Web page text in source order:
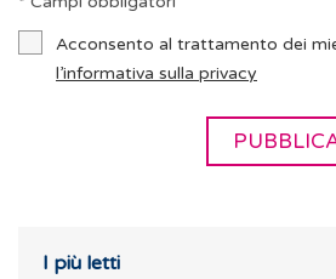
Acconsento al trattamento dei
l’informativa sulla privacy
I più letti